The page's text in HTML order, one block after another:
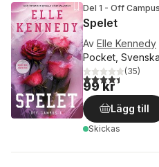
Del 1 - Off Campus
Spelet
Av Elle Kennedy
Pocket,
4,4utav 5(35)
99 kr
Lägg till
Skickas